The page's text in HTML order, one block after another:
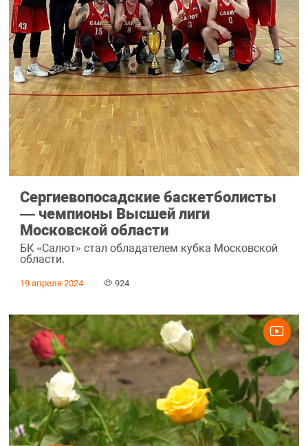
Сергиевопосадские баскетболисты
— чемпионы Высшей лиги
Московской области
БК «Салют» стал обладателем кубка Московской
области.
19 апреля 2024 924